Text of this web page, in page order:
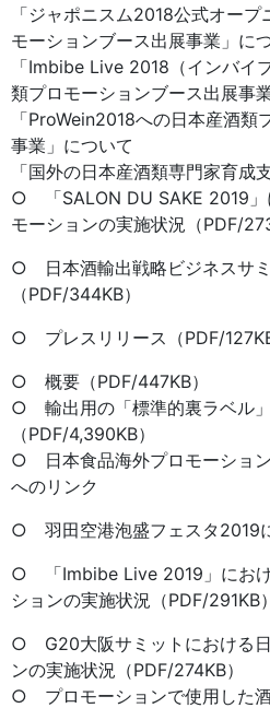
「ジャポニスム2018公式オー
モーションブース出展事業」に
「Imbibe Live 2018（インバ
類プロモーションブース出展事
「ProWein2018への日本産酒類
事業」について
「国外の日本産酒類専門家育成
○ 「SALON DU SAKE 2019」
モーションの実施状況（PDF/
○ 日本酒輸出戦略ビジネスサ
（PDF/344KB）
○ プレスリリース（PDF/127KB
○ 概要（PDF/447KB）
○ 輸出用の「標準的裏ラベル」
（PDF/4,390KB）
○ 日本食品海外プロモーショ
へのリンク
○ 羽田空港泡盛フェスタ2019
○ 「Imbibe Live 2019」におけ
ションの実施状況（PDF/291KB）
○ G20大阪サミットにおける日
ンの実施状況（PDF/274KB）
○ プロモーションで使用した酒